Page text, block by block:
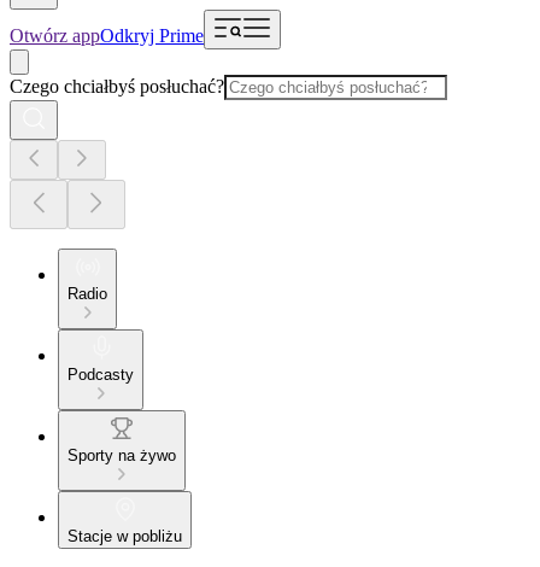
Otwórz appOdkryj Prime
Czego chciałbyś posłuchać?
Radio
Podcasty
Sporty na żywo
Stacje w pobliżu